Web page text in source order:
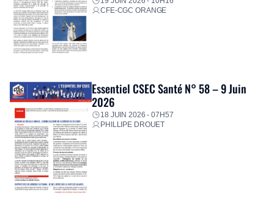
CFE-CGC ORANGE
Essentiel CSEC Santé N° 58 – 9 Juin
2026
18 JUIN 2026 - 07H57
PHILLIPE DROUET